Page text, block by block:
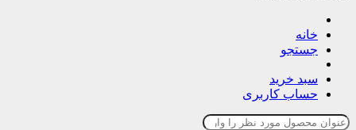
خانه
جستجو
سبد خرید
حساب کاربری